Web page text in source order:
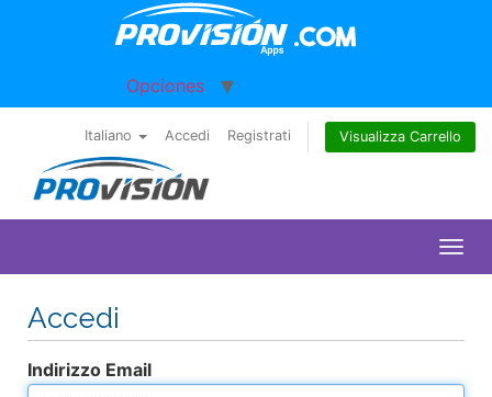
Opciones
Italiano Accedi Registrati Visualizza Carrello
Accedi
Indirizzo Email